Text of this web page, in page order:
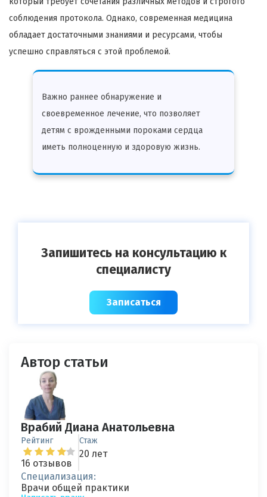
соблюдения протокола. Однако, современная медицина
обладает достаточными знаниями и ресурсами, чтобы
успешно справляться с этой проблемой.
Важно раннее обнаружение и
своевременное лечение, что позволяет
детям с врожденными пороками сердца
иметь полноценную и здоровую жизнь.
Запишитесь на консультацию к
специалисту
Записаться
Автор статьи
Врабий Диана Анатольевна
Рейтинг
16 отзывов
Стаж
20 лет
Специализация:
Врачи общей практики